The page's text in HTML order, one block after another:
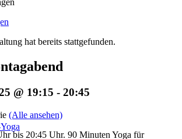
hat bereits stattgefunden.
@ 19:15 - 20:45
(Alle ansehen)
bis 20:45 Uhr. 90 Minuten Yoga für